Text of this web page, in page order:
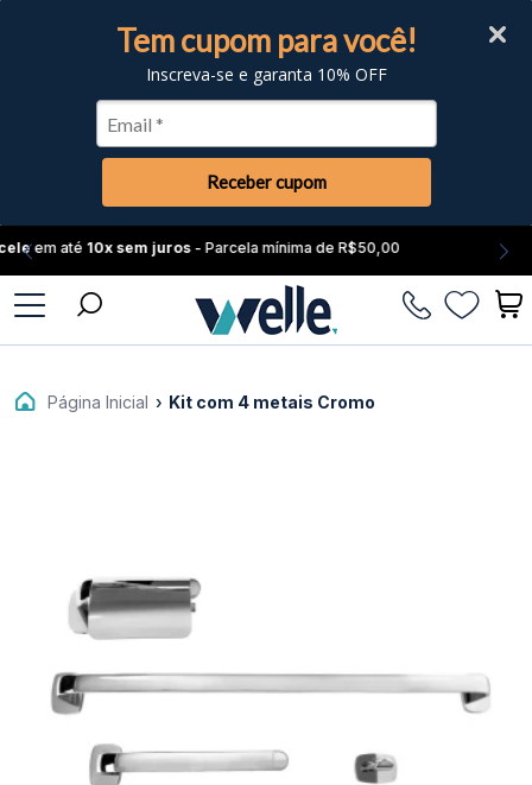
Tem cupom para você!
Inscreva-se e garanta 10% OFF
Receber cupom
7%off noPIX
Fale
Página Inicial › Kit com 4 metais Cromo